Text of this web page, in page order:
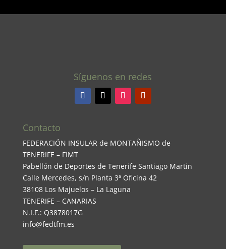
Síguenos en redes
Contacto
FEDERACIÓN INSULAR de MONTAÑISMO de
TENERIFE – FIMT
Pabellón de Deportes de Tenerife Santiago Martin
Calle Mercedes, s/n Planta 3ª Oficina 42
38108 Los Majuelos – La Laguna
TENERIFE – CANARIAS
N.I.F.: Q3878017G
info@fedtfm.es